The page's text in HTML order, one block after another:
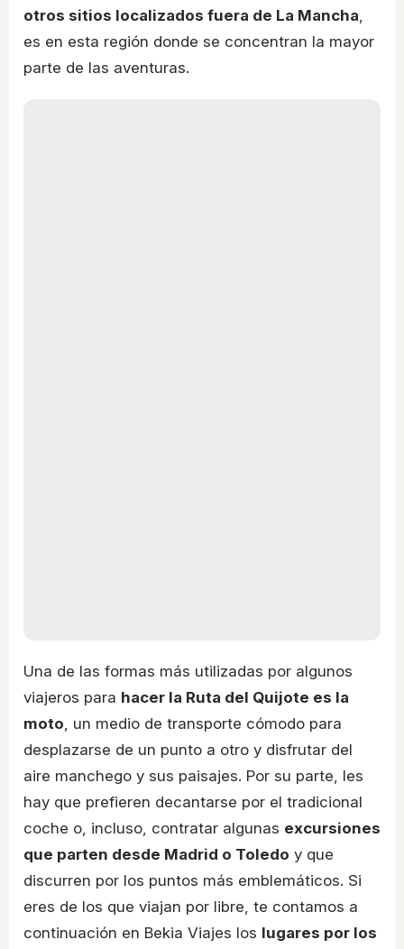
otros sitios localizados fuera de La Mancha,
es en esta región donde se concentran la mayor
parte de las aventuras.
Una de las formas más utilizadas por algunos
viajeros para hacer la Ruta del Quijote es la
moto, un medio de transporte cómodo para
desplazarse de un punto a otro y disfrutar del
aire manchego y sus paisajes. Por su parte, les
hay que prefieren decantarse por el tradicional
coche o, incluso, contratar algunas excursiones
que parten desde Madrid o Toledo y que
discurren por los puntos más emblemáticos. Si
eres de los que viajan por libre, te contamos a
continuación en Bekia Viajes los lugares por los